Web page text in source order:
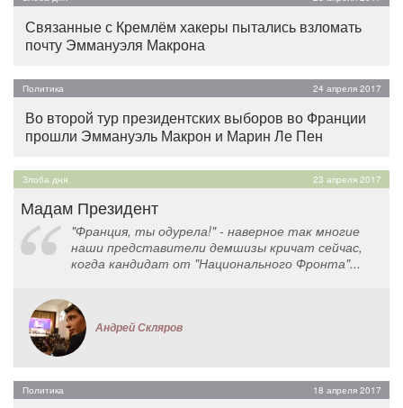
Связанные с Кремлём хакеры пытались взломать
почту Эммануэля Макрона
Политика 24 апреля 2017
Во второй тур президентских выборов во Франции
прошли Эммануэль Макрон и Марин Ле Пен
Злоба дня 23 апреля 2017
Мадам Президент
"Франция, ты одурела!" - наверное так многие
наши представители демшизы кричат сейчас,
когда кандидат от "Национального Фронта"...
Андрей Скляров
Политика 18 апреля 2017